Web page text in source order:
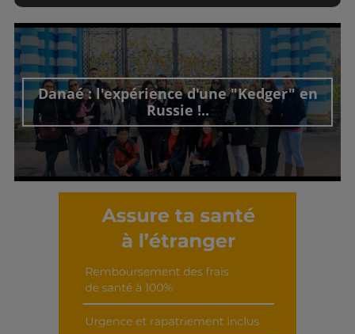
Danaé : l'expérience d'une "Kedger" en
Russie !..
Découvrir cet interview